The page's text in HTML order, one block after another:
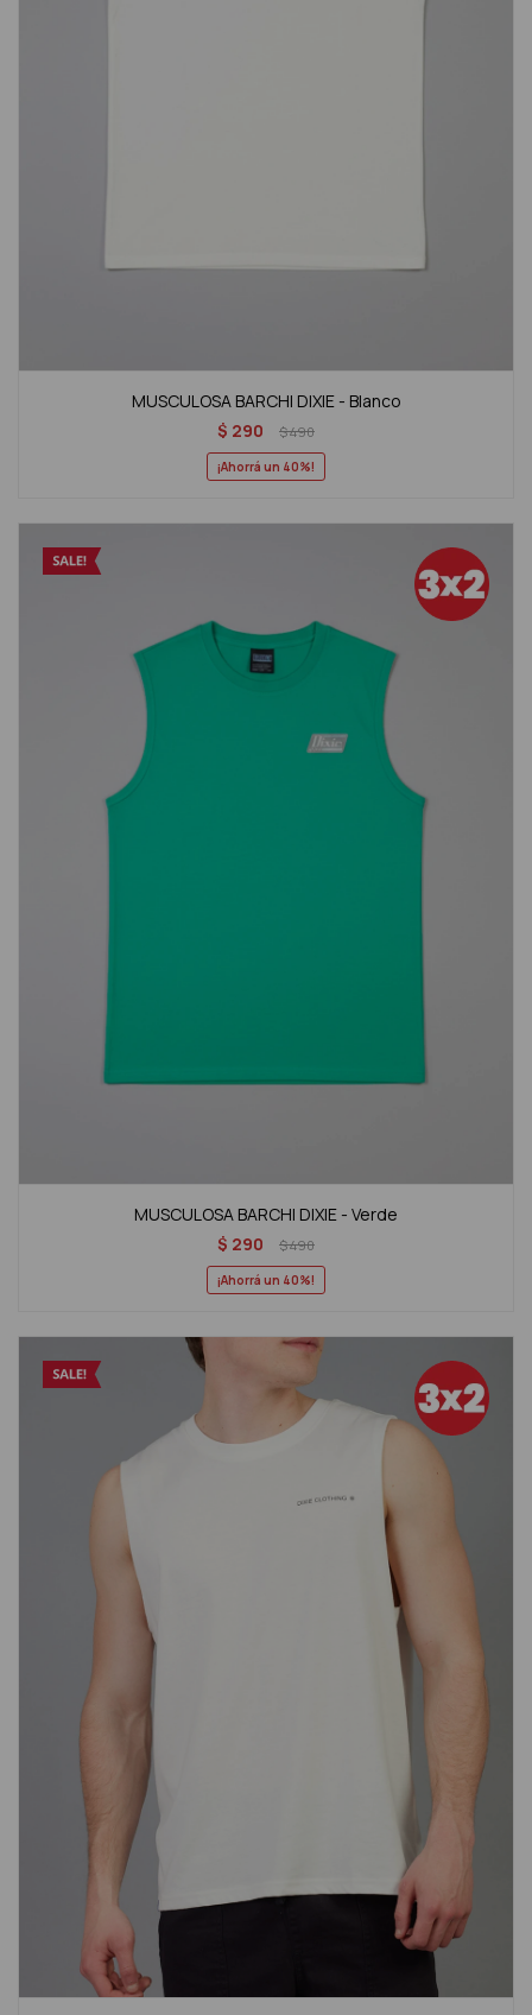
MUSCULOSA BARCHI DIXIE - Blanco
$ 290 $490
40
MUSCULOSA BARCHI DIXIE - Verde
$ 290 $490
40